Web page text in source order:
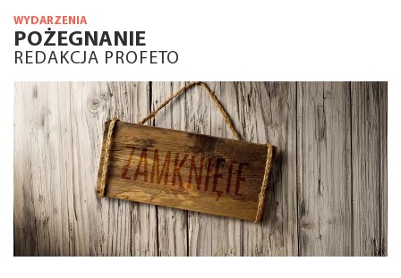
WYDARZENIA
POŻEGNANIE
REDAKCJA PROFETO